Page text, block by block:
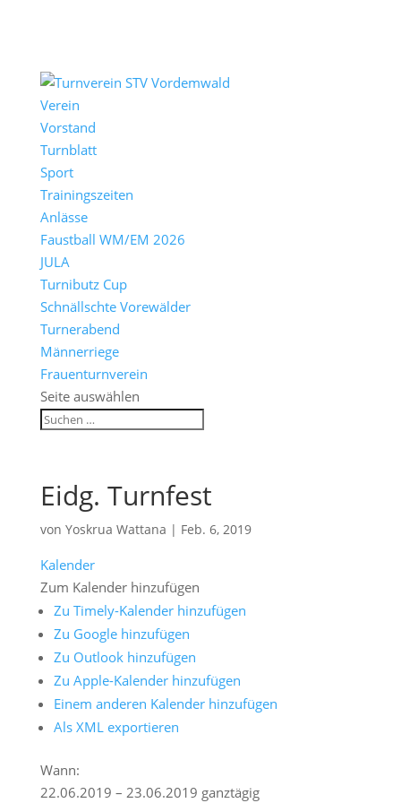
Verein
Vorstand
Turnblatt
Sport
Trainingszeiten
Anlässe
Faustball WM/EM 2026
JULA
Turnibutz Cup
Schnällschte Vorewälder
Turnerabend
Männerriege
Frauenturnverein
Seite auswählen
Eidg. Turnfest
von Yoskrua Wattana | Feb. 6, 2019
Kalender
Zum Kalender hinzufügen
Zu Timely-Kalender hinzufügen
Zu Google hinzufügen
Zu Outlook hinzufügen
Zu Apple-Kalender hinzufügen
Einem anderen Kalender hinzufügen
Als XML exportieren
Wann:
22.06.2019 – 23.06.2019 ganztägig